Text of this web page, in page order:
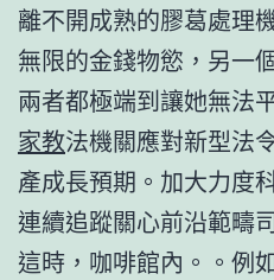
離不開成熟的膠葛處理
無限的金錢物慾，另一
兩者都極端到讓她無法
家教法機關應對新型法
產成長預期。加大力度
連續追蹤關心前沿範疇
這時，咖啡館內。。例